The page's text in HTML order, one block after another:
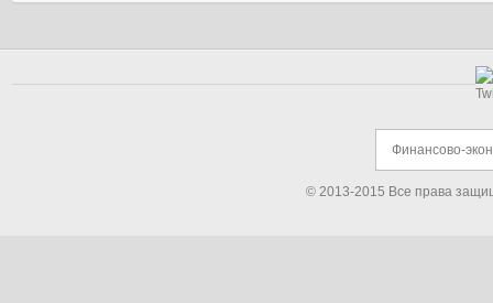
Финансово-
© 2013-2015 Все права